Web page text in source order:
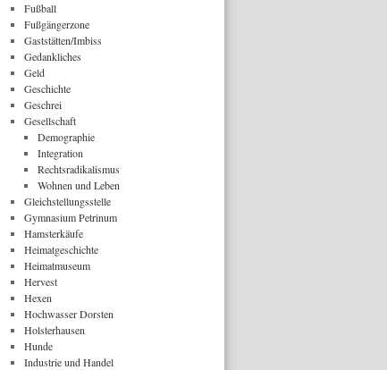
Fußball
Fußgängerzone
Gaststätten/Imbiss
Gedankliches
Geld
Geschichte
Geschrei
Gesellschaft
Demographie
Integration
Rechtsradikalismus
Wohnen und Leben
Gleichstellungsstelle
Gymnasium Petrinum
Hamsterkäufe
Heimatgeschichte
Heimatmuseum
Hervest
Hexen
Hochwasser Dorsten
Holsterhausen
Hunde
Industrie und Handel